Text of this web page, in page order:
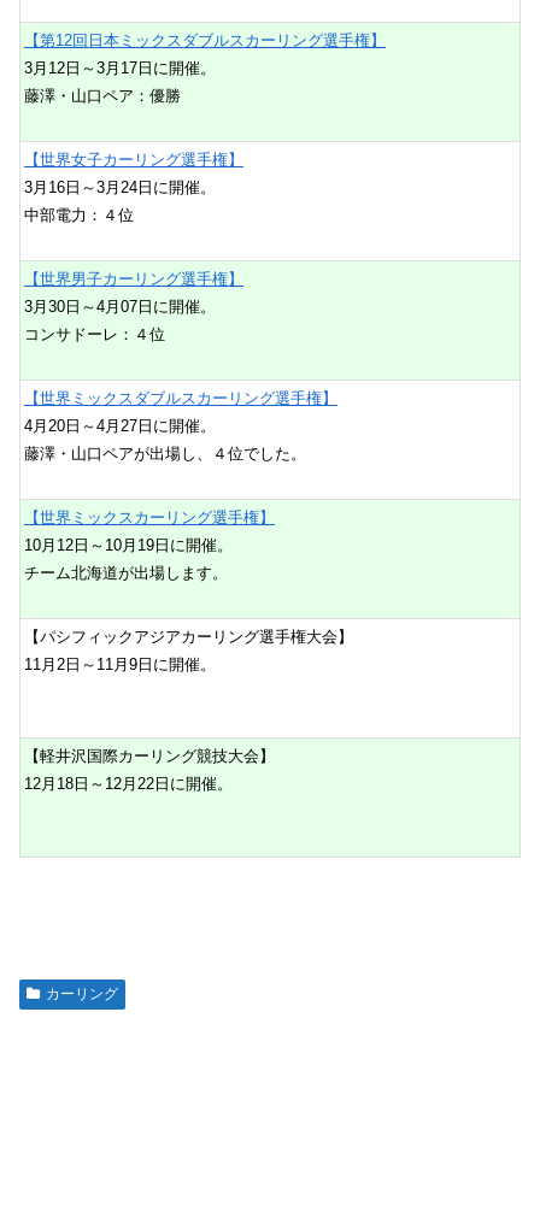
【第12回日本ミックスダブルスカーリング選手権】
3月12日～3月17日に開催。
藤澤・山口ペア：優勝
【世界女子カーリング選手権】
3月16日～3月24日に開催。
中部電力：４位
【世界男子カーリング選手権】
3月30日～4月07日に開催。
コンサドーレ：４位
【世界ミックスダブルスカーリング選手権】
4月20日～4月27日に開催。
藤澤・山口ペアが出場し、４位でした。
【世界ミックスカーリング選手権】
10月12日～10月19日に開催。
チーム北海道が出場します。
【パシフィックアジアカーリング選手権大会】
11月2日～11月9日に開催。
【軽井沢国際カーリング競技大会】
12月18日～12月22日に開催。
カーリング